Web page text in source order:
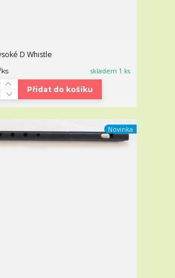
D Whistle
ks skladem 1 ks
Přidat do košíku
Novinka